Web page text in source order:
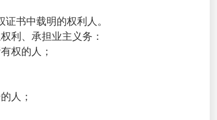
书中载明的权利人。
利、承担业主义务：
权的人；
人；